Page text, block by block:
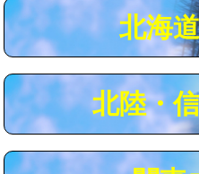
用（追加）/3ｍ超え)
給水管工事※（ライニング鋼
給水管工事※（ライニング鋼
管・ポリ管・HT管使用/3ｍ超
マス交換（土の掘削・埋め戻
北海
北陸・